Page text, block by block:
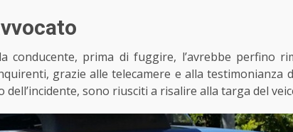
conducente, prima di fuggire, l’avrebbe perfino
grazie alle telecamere e alla testimonianza
dell’incidente, sono riusciti a risalire alla targa del